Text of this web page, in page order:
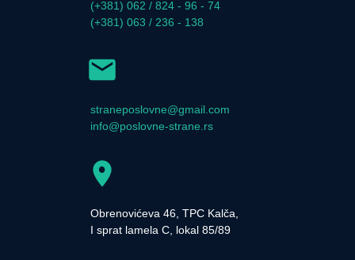
(+381) 062 / 824 - 96 - 74
(+381) 063 / 236 - 138
straneposlovne@gmail.com
info@poslovne-strane.rs
Obrenovićeva 46, TPC Kalča,
I sprat lamela C, lokal 85/89